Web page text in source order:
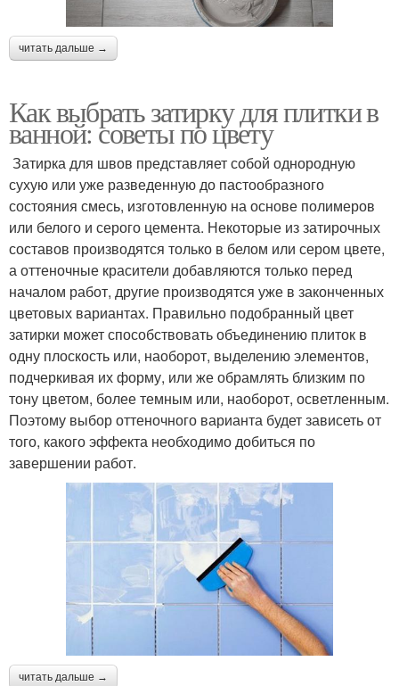
читать дальше →
Как выбрать затирку для плитки в
ванной: советы по цвету
Затирка для швов представляет собой однородную
сухую или уже разведенную до пастообразного
состояния смесь, изготовленную на основе полимеров
или белого и серого цемента. Некоторые из затирочных
составов производятся только в белом или сером цвете,
а оттеночные красители добавляются только перед
началом работ, другие производятся уже в законченных
цветовых вариантах. Правильно подобранный цвет
затирки может способствовать объединению плиток в
одну плоскость или, наоборот, выделению элементов,
подчеркивая их форму, или же обрамлять близким по
тону цветом, более темным или, наоборот, осветленным.
Поэтому выбор оттеночного варианта будет зависеть от
того, какого эффекта необходимо добиться по
завершении работ.
читать дальше →